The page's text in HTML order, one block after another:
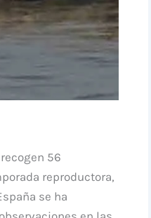
56
reproductora,
se ha